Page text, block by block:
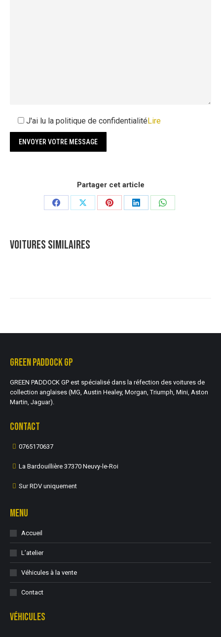
J'ai lu la politique de confidentialitéLire
Partager cet article
Partager
Facebook
Partager
X
PartagerPartagerPartager
VOITURES SIMILAIRES
GREEN PADDOCK GP
GREEN PADDOCK GP est spécialisé dans la réfection des voitures de
collection anglaises (MG, Austin Healey, Morgan, Triumph, Mini, Aston
Martin, Jaguar).
CONTACT
0765170637
La Bardouillière 37370 Neuvy-le-Roi
Sur RDV uniquement
MENU
Accueil
L’atelier
Véhicules à la vente
Contact
VÉHICULES